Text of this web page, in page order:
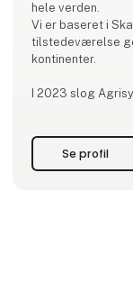
hele verden.
Vi er baseret i
tilstedeværelse
kontinenter.
I 2023 slog
at omfatte
Australien.
Se profil